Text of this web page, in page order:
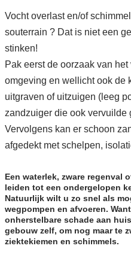
Vocht overlast en/of
souterrain ? Dat is niet een
stinken!
Pak eerst de oorzaak van
omgeving en wellicht ook de
uitgraven of uitzuigen (leeg
zandzuiger die ook vervuilde
Vervolgens kan er schoon
afgedekt met schelpen,
Een waterlek, zware regenval
leiden tot een ondergelopen
Natuurlijk wilt u zo snel als
wegpompen en afvoeren.
onherstelbare schade aan
gebouw zelf, om nog maar te
ziektekiemen en schimmels.